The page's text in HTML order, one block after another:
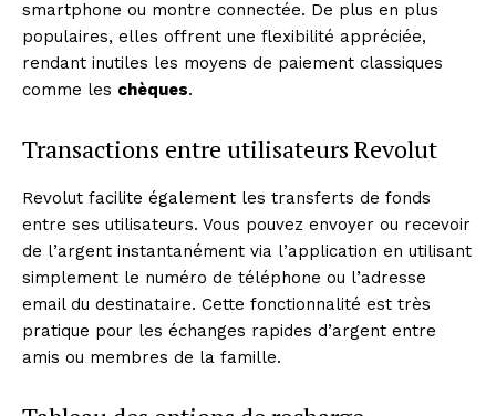
smartphone ou montre connectée. De plus en plus
populaires, elles offrent une flexibilité appréciée,
rendant inutiles les moyens de paiement classiques
comme les chèques.
Transactions entre utilisateurs Revolut
Revolut facilite également les transferts de fonds
entre ses utilisateurs. Vous pouvez envoyer ou recevoir
de l’argent instantanément via l’application en utilisant
simplement le numéro de téléphone ou l’adresse
email du destinataire. Cette fonctionnalité est très
pratique pour les échanges rapides d’argent entre
amis ou membres de la famille.